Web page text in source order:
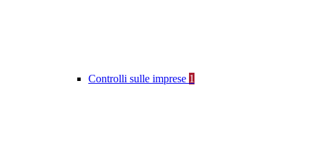
Controlli sulle imprese 1